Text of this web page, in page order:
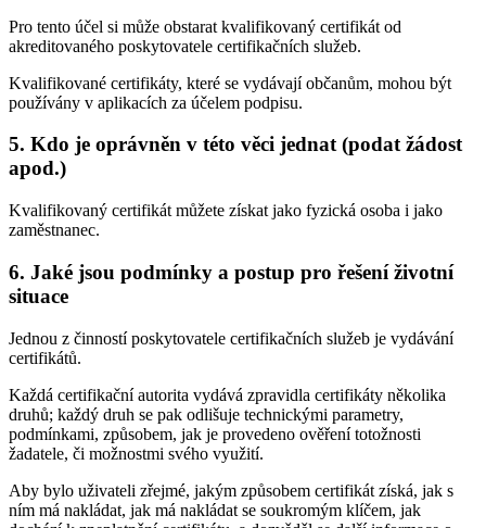
Pro tento účel si může obstarat kvalifikovaný certifikát od
akreditovaného poskytovatele certifikačních služeb.
Kvalifikované certifikáty, které se vydávají občanům, mohou být
používány v aplikacích za účelem podpisu.
5. Kdo je oprávněn v této věci jednat (podat žádost
apod.)
Kvalifikovaný certifikát můžete získat jako fyzická osoba i jako
zaměstnanec.
6. Jaké jsou podmínky a postup pro řešení životní
situace
Jednou z činností poskytovatele certifikačních služeb je vydávání
certifikátů.
Každá certifikační autorita vydává zpravidla certifikáty několika
druhů; každý druh se pak odlišuje technickými parametry,
podmínkami, způsobem, jak je provedeno ověření totožnosti
žadatele, či možnostmi svého využití.
Aby bylo uživateli zřejmé, jakým způsobem certifikát získá, jak s
ním má nakládat, jak má nakládat se soukromým klíčem, jak